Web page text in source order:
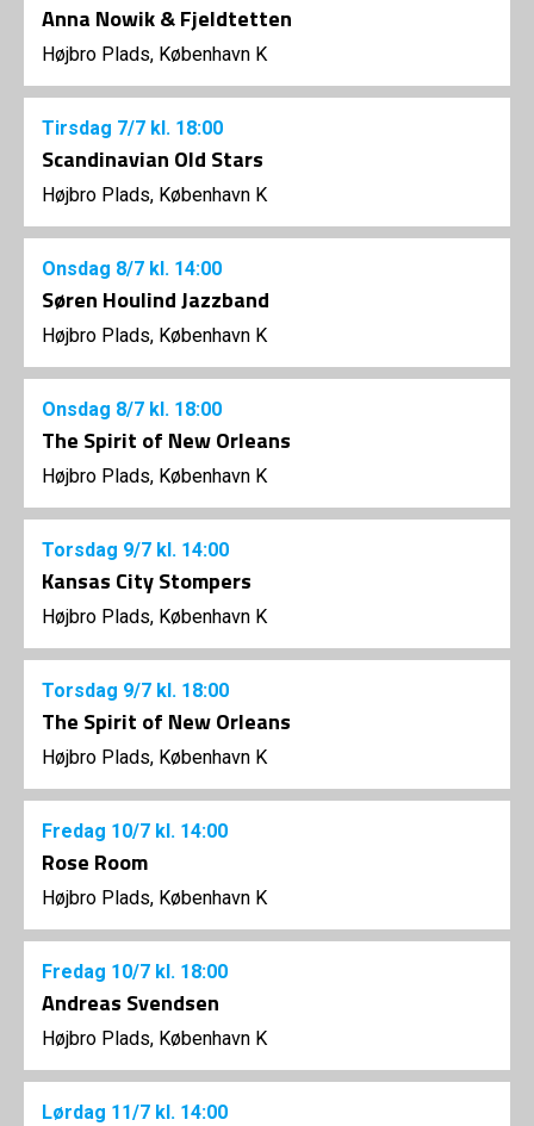
Anna Nowik & Fjeldtetten
Højbro Plads, København K
Tirsdag 7/7 kl. 18:00
Scandinavian Old Stars
Højbro Plads, København K
Onsdag 8/7 kl. 14:00
Søren Houlind Jazzband
Højbro Plads, København K
Onsdag 8/7 kl. 18:00
The Spirit of New Orleans
Højbro Plads, København K
Torsdag 9/7 kl. 14:00
Kansas City Stompers
Højbro Plads, København K
Torsdag 9/7 kl. 18:00
The Spirit of New Orleans
Højbro Plads, København K
Fredag 10/7 kl. 14:00
Rose Room
Højbro Plads, København K
Fredag 10/7 kl. 18:00
Andreas Svendsen
Højbro Plads, København K
Lørdag 11/7 kl. 14:00